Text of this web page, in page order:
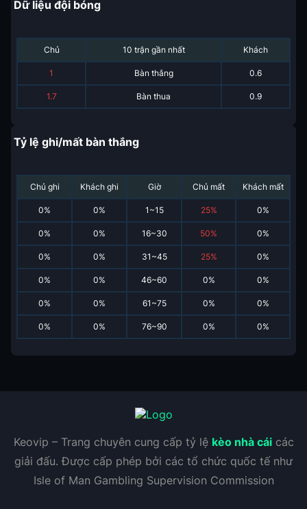
Dữ liệu đội bóng
Chủ 10 trận gần nhất Khách
1 Bàn thắng 0.6
1.7 Bàn thua 0.9
Tỷ lệ ghi/mất bàn thắng
Chủ ghi Khách ghi Giờ Chủ mất Khách mất
0% 0% 1~15 25% 0%
0% 0% 16~30 50% 0%
0% 0% 31~45 25% 0%
0% 0% 46~60 0% 0%
0% 0% 61~75 0% 0%
0% 0% 76~90 0% 0%
Keovip – Trang chuyên cung cấp tỷ lệ kèo nhà cáicác
giải đấu. Được cấp phép bởi các tổ chức quốc tế như
Isle of Man Gambling Supervision Commission